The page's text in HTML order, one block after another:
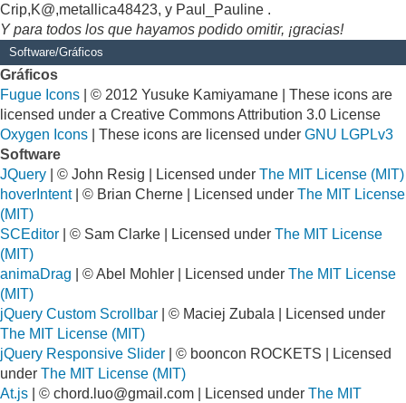
Crip,K@,metallica48423, y Paul_Pauline .
Y para todos los que hayamos podido omitir, ¡gracias!
Software/Gráficos
Gráficos
Fugue Icons | © 2012 Yusuke Kamiyamane | These icons are
licensed under a Creative Commons Attribution 3.0 License
Oxygen Icons | These icons are licensed under GNU LGPLv3
Software
JQuery | © John Resig | Licensed under The MIT License (MIT)
hoverIntent| © Brian Cherne | Licensed under The MIT License
(MIT)
SCEditor | © Sam Clarke | Licensed under The MIT License
(MIT)
animaDrag | © Abel Mohler | Licensed under The MIT License
(MIT)
jQuery Custom Scrollbar | © Maciej Zubala | Licensed under
The MIT License (MIT)
jQuery Responsive Slider | © booncon ROCKETS | Licensed
under The MIT License (MIT)
At.js | © chord.luo@gmail.com | Licensed under The MIT